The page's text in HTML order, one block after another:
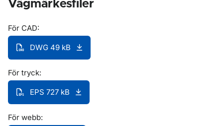
Vägmärkesfiler
För CAD:
DWG 49 kB
För tryck:
EPS 727 kB
För webb: